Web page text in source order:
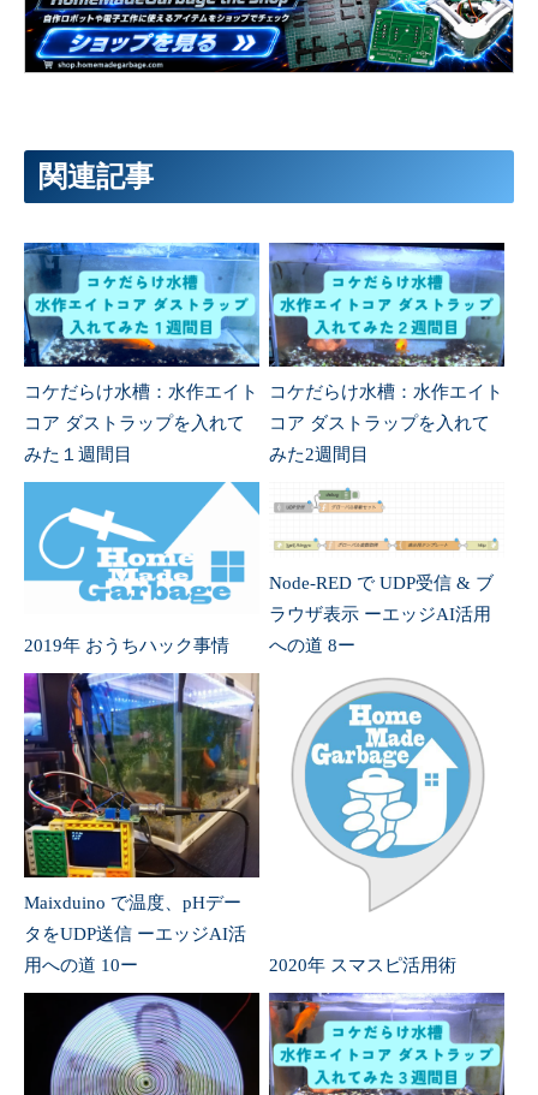
関連記事
コケだらけ水槽：水作エイト
コア ダストラップを入れて
みた１週間目
コケだらけ水槽：水作エイト
コア ダストラップを入れて
みた2週間目
2019年 おうちハック事情
Node-RED で UDP受信 & ブ
ラウザ表示 ーエッジAI活用
への道 8ー
Maixduino で温度、pHデー
タをUDP送信 ーエッジAI活
用への道 10ー
2020年 スマスピ活用術